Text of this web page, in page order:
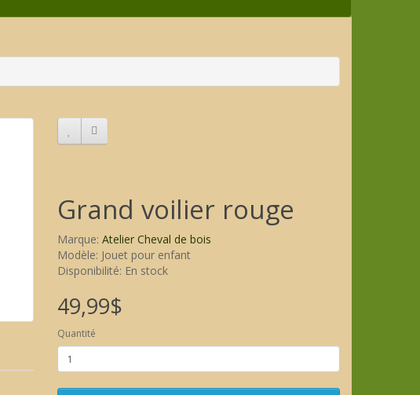
Grand voilier rouge
Marque: Atelier Cheval de bois
Modèle: Jouet pour enfant
Disponibilité: En stock
49,99$
Quantité